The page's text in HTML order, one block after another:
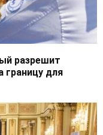
разрешит
границу для